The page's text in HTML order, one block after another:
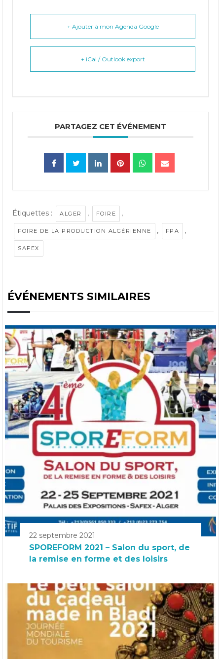
+ Ajouter à mon Agenda Google
+ iCal / Outlook export
PARTAGEZ CET ÉVÉNEMENT
Étiquettes : ALGER , FOIRE ,
FOIRE DE LA PRODUCTION ALGÉRIENNE , FPA ,
SAFEX
ÉVÉNEMENTS SIMILAIRES
22 septembre 2021
SPOREFORM 2021 – Salon du sport, de
la remise en forme et des loisirs